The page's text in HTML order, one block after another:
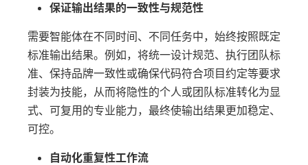
保证输出结果的一致性与规范性
需要智能体在不同时间、不同任务中，始终按照既定
标准输出结果。例如，将统一设计规范、执行团队标
准、保持品牌一致性或确保代码符合项目约定等要求
封装为技能，从而将隐性的个人或团队标准转化为显
式、可复用的专业能力，最终使输出结果更加稳定、
可控。
自动化重复性工作流